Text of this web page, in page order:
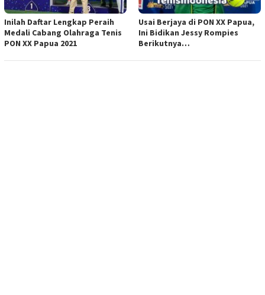
Inilah Daftar Lengkap Peraih
Medali Cabang Olahraga Tenis
PON XX Papua 2021
Usai Berjaya di PON XX Papua,
Ini Bidikan Jessy Rompies
Berikutnya…